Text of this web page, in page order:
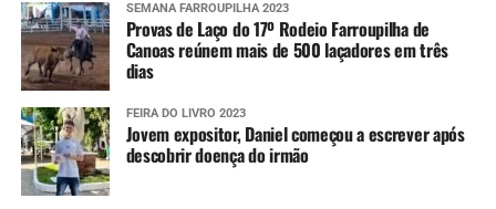
SEMANA FARROUPILHA 2023
Provas de Laço do 17º Rodeio Farroupilha de
Canoas reúnem mais de 500 laçadores em três
dias
FEIRA DO LIVRO 2023
Jovem expositor, Daniel começou a escrever após
descobrir doença do irmão